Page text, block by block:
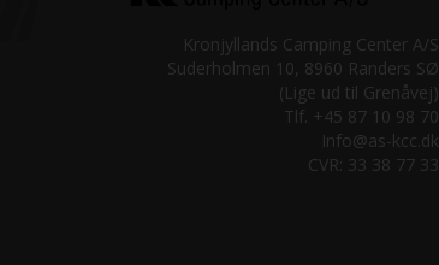
Kronjyllands Camping Center A/S
Suderholmen 10, 8960 Randers SØ
(Lige ud til Grenåvej)
Tlf. +45 87 10 98 70
Info@as-kcc.dk
CVR: 33 38 77 33